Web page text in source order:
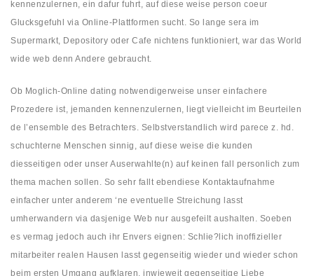
kennenzulernen, ein dafur fuhrt, auf diese weise person coeur
Glucksgefuhl via Online-Plattformen sucht. So lange sera im
Supermarkt, Depository oder Cafe nichtens funktioniert, war das World
wide web denn Andere gebraucht.
Ob Moglich-Online dating notwendigerweise unser einfachere
Prozedere ist, jemanden kennenzulernen, liegt vielleicht im Beurteilen
de l’ensemble des Betrachters. Selbstverstandlich wird parece z. hd.
schuchterne Menschen sinnig, auf diese weise die kunden
diesseitigen oder unser Auserwahlte(n) auf keinen fall personlich zum
thema machen sollen. So sehr fallt ebendiese Kontaktaufnahme
einfacher unter anderem ‘ne eventuelle Streichung lasst
umherwandern via dasjenige Web nur ausgefeilt aushalten. Soeben
es vermag jedoch auch ihr Envers eignen: Schlie?lich inoffizieller
mitarbeiter realen Hausen lasst gegenseitig wieder und wieder schon
beim ersten Umgang aufklaren, inwieweit gegenseitige Liebe